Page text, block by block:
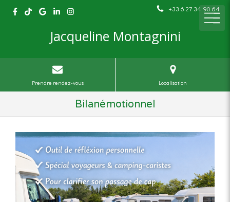
+33 6 27 34 90 64
Jacqueline Montagnini
Prendre rendez-vous Localisation
Bilanémotionnel